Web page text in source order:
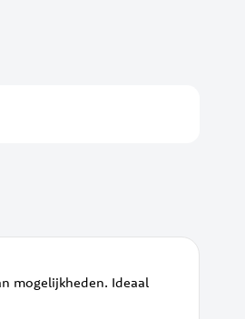
mogelijkheden. Ideaal